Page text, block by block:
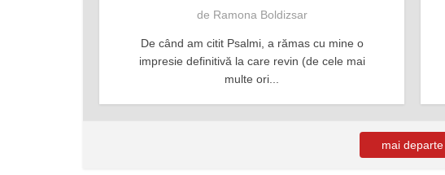
de Ramona Boldizsar
De când am citit Psalmi, a rămas cu mine o
impresie definitivă la care revin (de cele mai
multe ori...
mai departe